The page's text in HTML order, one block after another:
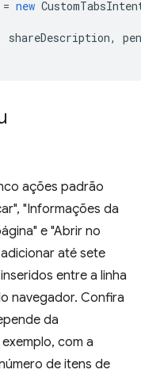
= new
shareDescription,
ações padrão
"Informações da
e "Abrir no
até sete
entre a linha
navegador. Confira
da
com a
de itens de